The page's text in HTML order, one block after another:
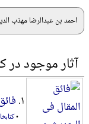
احمد بن عبدالرضا مهذب
آثار موجود در
۱.
•